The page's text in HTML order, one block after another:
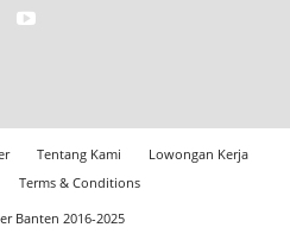
Tentang Kami
Lowongan Kerja
Terms & Conditions
Banten 2016-2025